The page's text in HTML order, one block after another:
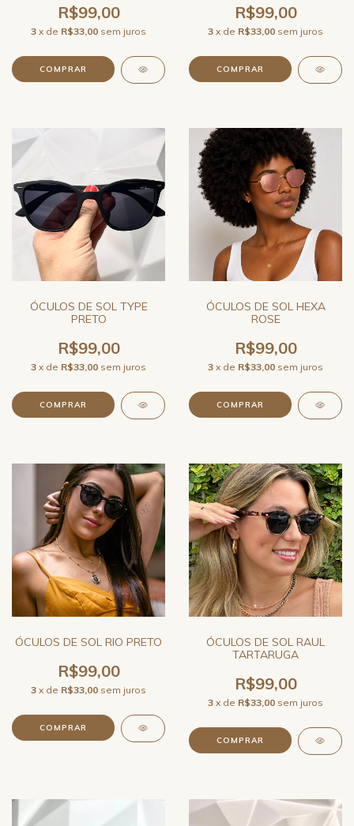
R$99,00
3 x de R$33,00 sem juros
R$99,00
3 x de R$33,00 sem juros
ÓCULOS DE SOL TYPE
PRETO
R$99,00
3 x de R$33,00 sem juros
ÓCULOS DE SOL HEXA
ROSE
R$99,00
3 x de R$33,00 sem juros
ÓCULOS DE SOL RIO PRETO
R$99,00
3 x de R$33,00 sem juros
ÓCULOS DE SOL RAUL
TARTARUGA
R$99,00
3 x de R$33,00 sem juros